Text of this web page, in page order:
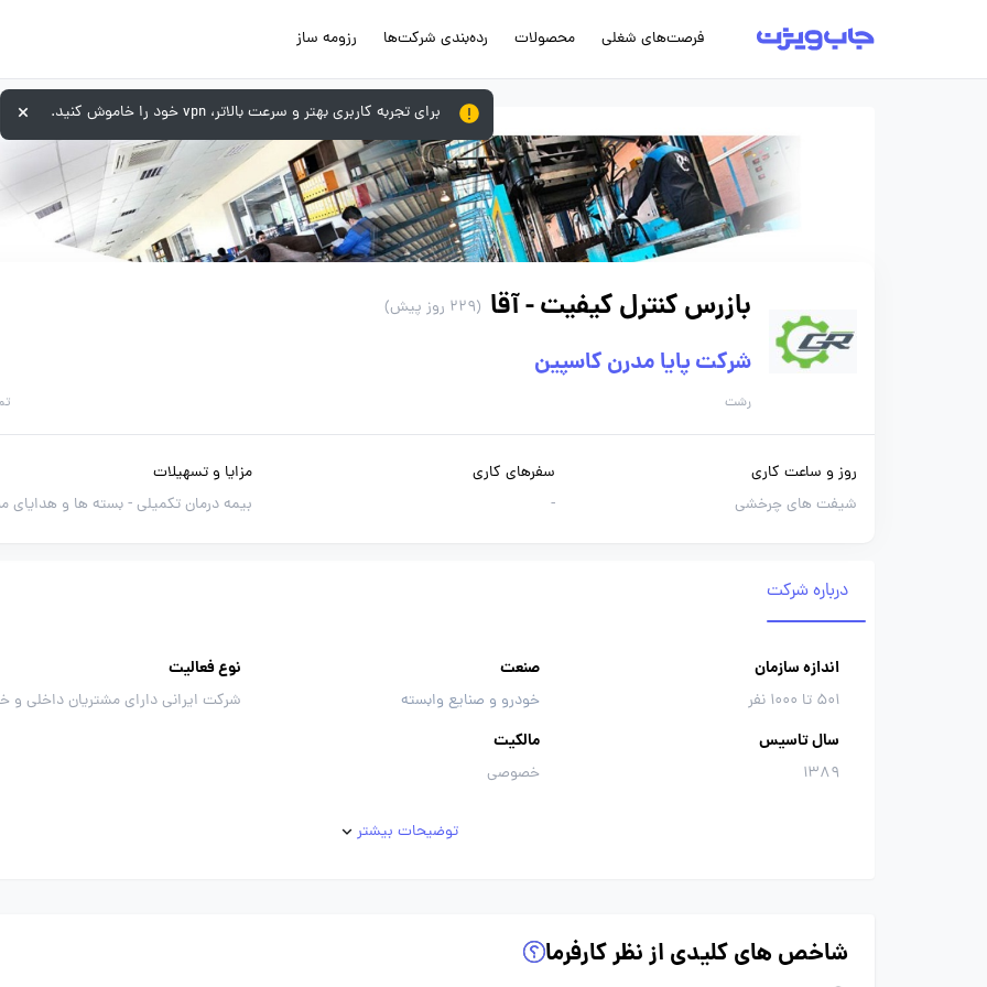
فرصت‌های شغلی محصولات رده‌بندی شرکت‌ها رزومه ساز
بازرس کنترل کیفیت - آقا (229 روز پیش)
شرکت پایا مدرن کاسپین
رشت
روز و ساعت کاری
شیفت های چرخشی
سفرهای کاری
-
مزایا و تسهیلات
بیمه درمان تکمیلی - بسته ها و هدایای
درباره شرکت
اندازه سازمان
501 تا 1000 نفر
صنعت
خودرو و صنایع وابسته
نوع فعالیت
شرکت ایرانی دارای مشتریان داخلی و
سال تاسیس
1389
مالکیت
خصوصی
توضیحات بیشتر
شاخص های کلیدی از نظر کارفرما
برای تجربه کاربری بهتر و سرعت بالاتر، vpn خود را خاموش کنید.